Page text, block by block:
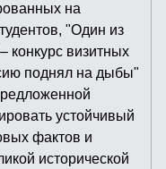
на
"Один из
конкурс визитных
поднял на дыбы"
устойчивый
фактов и
исторической